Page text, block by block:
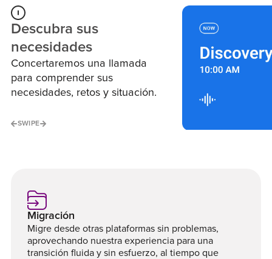
Descubra sus
necesidades
Concertaremos una llamada
para comprender sus
necesidades, retos y situación.
SWIPE
Migración
Migre desde otras plataformas sin problemas,
aprovechando nuestra experiencia para una
transición fluida y sin esfuerzo, al tiempo que